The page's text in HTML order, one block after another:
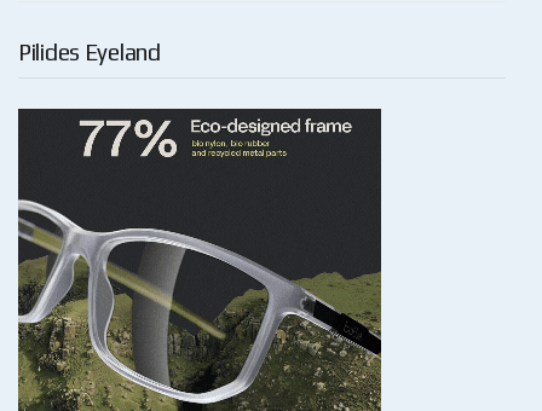
Pilides Eyeland